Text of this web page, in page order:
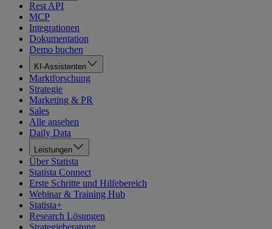
Rest API
MCP
Integrationen
Dokumentation
Demo buchen
KI-Assistenten
Marktforschung
Strategie
Marketing & PR
Sales
Alle ansehen
Daily Data
Leistungen
Über Statista
Statista Connect
Erste Schritte und Hilfebereich
Webinar & Training Hub
Statista+
Research Lösungen
Strategieberatung